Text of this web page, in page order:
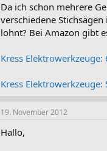
Da ich schon mehrere
verschiedene
lohnt? Bei Amazon gibt
Kress Elektrowerkzeuge:
Kress Elektrowerkzeuge:
19. November 2012
Hallo,